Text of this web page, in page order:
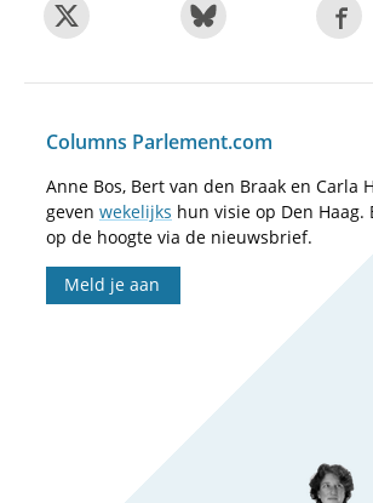
Columns Parlement.com
Anne Bos, Bert van den Braak en Carla
geven wekelijks hun visie op Den Haag.
op de hoogte via de nieuwsbrief.
Meld je aan